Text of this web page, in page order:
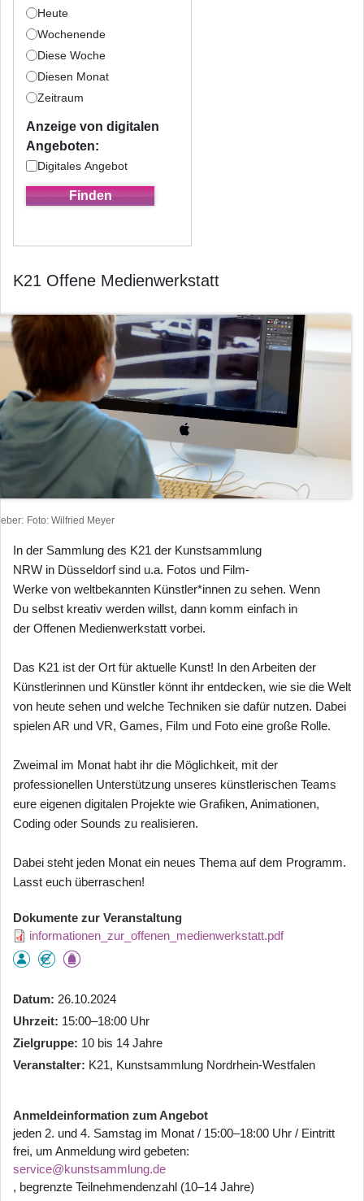
Heute
Wochenende
Diese Woche
Diesen Monat
Zeitraum
Anzeige von digitalen
Angeboten:
Digitales Angebot
K21 Offene Medienwerkstatt
Foto: Wilfried Meyer
In der Sammlung des K21 der Kunstsammlung
NRW in Düsseldorf sind u.a. Fotos und Film-
Werke von weltbekannten Künstler*innen zu sehen. Wenn
Du selbst kreativ werden willst, dann komm einfach in
der Offenen Medienwerkstatt vorbei.
Das K21 ist der Ort für aktuelle Kunst! In den Arbeiten der
Künstlerinnen und Künstler könnt ihr entdecken, wie sie die Welt
von heute sehen und welche Techniken sie dafür nutzen. Dabei
spielen AR und VR, Games, Film und Foto eine große Rolle.
Zweimal im Monat habt ihr die Möglichkeit, mit der
professionellen Unterstützung unseres künstlerischen Teams
eure eigenen digitalen Projekte wie Grafiken, Animationen,
Coding oder Sounds zu realisieren.
Dabei steht jeden Monat ein neues Thema auf dem Programm.
Lasst euch überraschen!
Dokumente zur Veranstaltung
informationen_zur_offenen_medienwerkstatt.pdf
Datum 26.10.2024
Uhrzeit 15:00–18:00 Uhr
Zielgruppe 10 bis 14 Jahre
Veranstalter K21, Kunstsammlung Nordrhein-Westfalen
Anmeldeinformation zum Angebot
jeden 2. und 4. Samstag im Monat / 15:00–18:00 Uhr / Eintritt
frei, um Anmeldung wird gebeten:
service@kunstsammlung.de
, begrenzte Teilnehmendenzahl (10–14 Jahre)